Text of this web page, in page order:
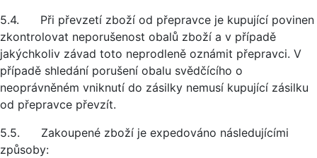
5.4. Při převzetí zboží od přepravce je kupující povinen
zkontrolovat neporušenost obalů zboží a v případě
jakýchkoliv závad toto neprodleně oznámit přepravci. V
případě shledání porušení obalu svědčícího o
neoprávněném vniknutí do zásilky nemusí kupující zásilku
od přepravce převzít.
5.5. Zakoupené zboží je expedováno následujícími
způsoby: